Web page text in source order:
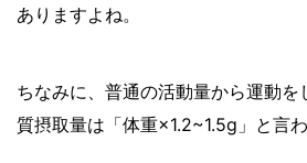
ありますよね。
ちなみに、普通の活動量から運動を
質摂取量は「体重×1.2~1.5g」と言わ